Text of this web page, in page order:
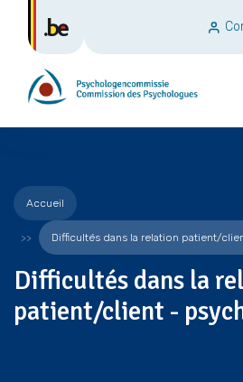
Accueil
Difficultés dans la relation patient/
Difficultés dans la
patient/client -